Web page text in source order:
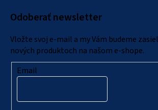
Odoberať newsletter
Vložte svoj e-mail a my Vám budeme
nových produktoch na našom e-shope.
Email